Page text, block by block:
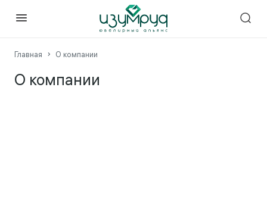
Главная О компании
О компании